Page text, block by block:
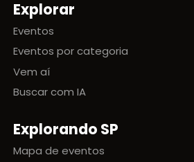
Mapa do site
Explorar
Eventos
Eventos por categoria
Vem aí
Buscar com IA
Explorando SP
Mapa de eventos